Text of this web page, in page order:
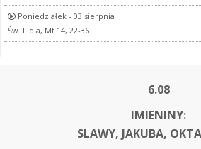
Poniedziałek - 03 sierpnia
Św. Lidia, Mt 14, 22-36
6.08
IMIENINY:
SLAWY, JAKUBA,